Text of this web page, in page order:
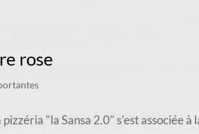
rose
"la Sansa 2.0" s'est associée